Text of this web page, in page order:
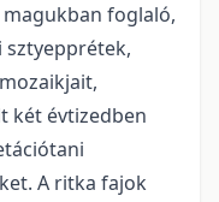
foglaló,
két évtizedben
A ritka fajok